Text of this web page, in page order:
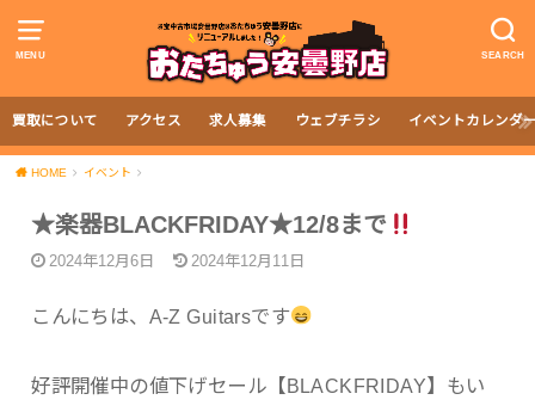
MENU SEARCH
買取について アクセス 求人募集 ウェブチラシ イベントカレンダ
HOME イベント
★楽器BLACKFRIDAY★12/8まで
2024年12月6日 2024年12月11日
こんにちは、A-Z Guitarsです
好評開催中の値下げセール【BLACKFRIDAY】もい